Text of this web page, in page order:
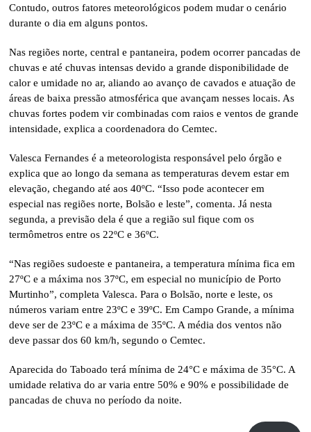
Contudo, outros fatores meteorológicos podem mudar o cenário
durante o dia em alguns pontos.
Nas regiões norte, central e pantaneira, podem ocorrer pancadas de
chuvas e até chuvas intensas devido a grande disponibilidade de
calor e umidade no ar, aliando ao avanço de cavados e atuação de
áreas de baixa pressão atmosférica que avançam nesses locais. As
chuvas fortes podem vir combinadas com raios e ventos de grande
intensidade, explica a coordenadora do Cemtec.
Valesca Fernandes é a meteorologista responsável pelo órgão e
explica que ao longo da semana as temperaturas devem estar em
elevação, chegando até aos 40ºC. “Isso pode acontecer em
especial nas regiões norte, Bolsão e leste”, comenta. Já nesta
segunda, a previsão dela é que a região sul fique com os
termômetros entre os 22ºC e 36ºC.
“Nas regiões sudoeste e pantaneira, a temperatura mínima fica em
27ºC e a máxima nos 37ºC, em especial no município de Porto
Murtinho”, completa Valesca. Para o Bolsão, norte e leste, os
números variam entre 23ºC e 39ºC. Em Campo Grande, a mínima
deve ser de 23ºC e a máxima de 35ºC. A média dos ventos não
deve passar dos 60 km/h, segundo o Cemtec.
Aparecida do Taboado terá mínima de 24°C e máxima de 35°C. A
umidade relativa do ar varia entre 50% e 90% e possibilidade de
pancadas de chuva no período da noite.